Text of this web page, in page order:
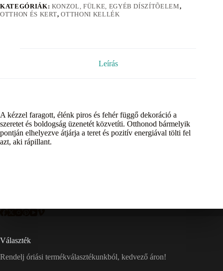
KATEGÓRIÁK: KONZOL, FÜLKE, EGYÉB DÍSZÍTÕELEM,
OTTHON ÉS KERT,OTTHONI KELLÉK
Leírás
A kézzel faragott, élénk piros és fehér függő dekoráció a
szeretet és boldogság üzenetét közvetíti. Otthonod bármelyik
pontján elhelyezve átjárja a teret és pozitív energiával tölti fel
azt, aki rápillant.
Választék
Rendelj óriási termékválasztékunkból, kedvező áron!